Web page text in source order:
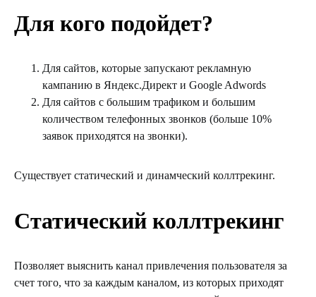
Для кого подойдет?
Для сайтов, которые запускают рекламную
кампанию в Яндекс.Директ и Google Adwords
Для сайтов с большим трафиком и большим
количеством телефонных звонков (больше 10%
заявок приходятся на звонки).
Существует статический и динамческий коллтрекинг.
Статический коллтрекинг
Позволяет выяснить канал привлечения пользователя за
счет того, что за каждым каналом, из которых приходят